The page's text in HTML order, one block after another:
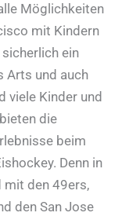
Möglichkeiten
mit Kindern
ein
Arts und auch
viele Kinder und
die
beim
Denn in
mit den 49ers,
den San Jose